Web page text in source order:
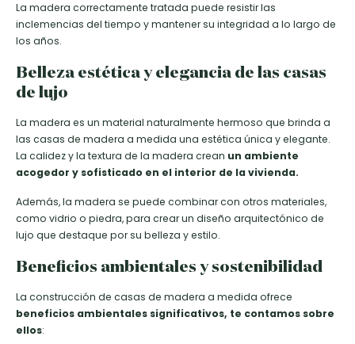
La madera correctamente tratada puede resistir las
inclemencias del tiempo y mantener su integridad a lo largo de
los años.
Belleza estética y elegancia de las casas
de lujo
La madera es un material naturalmente hermoso que brinda a
las casas de madera a medida una estética única y elegante.
La calidez y la textura de la madera crean un ambiente
acogedor y sofisticado en el interior de la vivienda.
Además, la madera se puede combinar con otros materiales,
como vidrio o piedra, para crear un diseño arquitectónico de
lujo que destaque por su belleza y estilo.
Beneficios ambientales y sostenibilidad
La construcción de casas de madera a medida ofrece
beneficios ambientales significativos, te contamos sobre
ellos: